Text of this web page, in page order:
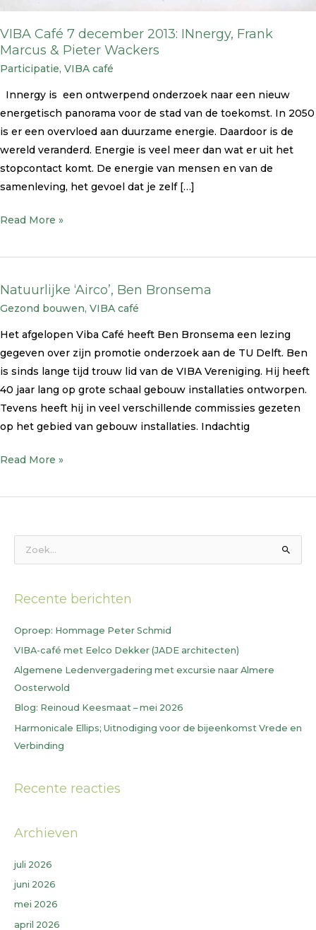
VIBA Café 7 december 2013: INnergy, Frank
Marcus & Pieter Wackers
Participatie, VIBA café
Innergy is een ontwerpend onderzoek naar een nieuw
energetisch panorama voor de stad van de toekomst. In 2050
is er een overvloed aan duurzame energie. Daardoor is de
wereld veranderd. Energie is veel meer dan wat er uit het
stopcontact komt. De energie van mensen en van de
samenleving, het gevoel dat je zelf […]
Read More »
Natuurlijke ‘Airco’, Ben Bronsema
Gezond bouwen, VIBA café
Het afgelopen Viba Café heeft Ben Bronsema een lezing
gegeven over zijn promotie onderzoek aan de TU Delft. Ben
is sinds lange tijd trouw lid van de VIBA Vereniging. Hij heeft
40 jaar lang op grote schaal gebouw installaties ontworpen.
Tevens heeft hij in veel verschillende commissies gezeten
op het gebied van gebouw installaties. Indachtig
Natuurlijke
‘Airco’,
Read More »
k
r
Recente berichten
Oproep: Hommage Peter Schmid
VIBA-café met Eelco Dekker (JADE architecten)
Algemene Ledenvergadering met excursie naar Almere
Oosterwold
Blog: Reinoud Keesmaat – mei 2026
Harmonicale Ellips; Uitnodiging voor de bijeenkomst Vrede en
Verbinding
Recente reacties
Archieven
juli 2026
juni 2026
mei 2026
april 2026